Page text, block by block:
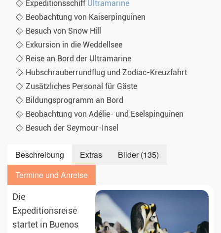
Expeditionsschiff Ultramarine
Beobachtung von Kaiserpinguinen
Besuch von Snow Hill
Exkursion in die Weddellsee
Reise an Bord der Ultramarine
Hubschrauberrundflug und Zodiac-Kreuzfahrt
Zusätzliches Personal für Gäste
Bildungsprogramm an Bord
Beobachtung von Adélie- und Eselspinguinen
Besuch der Seymour-Insel
Beschreibung Extras
Bilder (135)
Termine und Anreise
Die
Expeditionsreise
startet in Buenos